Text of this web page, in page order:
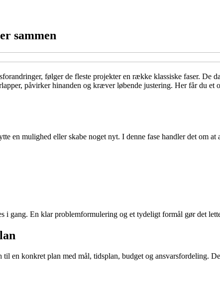
sammen
følger de fleste projekter en række klassiske faser. De
påvirker hinanden og kræver løbende justering. Her får du et
en mulighed eller skabe noget nyt. I denne fase handler det om at
i gang. En klar problemformulering og et tydeligt formål gør det
en konkret plan med mål, tidsplan, budget og ansvarsfordeling.